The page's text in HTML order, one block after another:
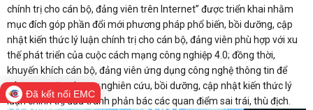
chính trị cho cán bộ, đảng viên trên Internet” được triển khai nhằm
mục đích góp phần đổi mới phương pháp phổ biến, bồi dưỡng, cập
nhật kiến thức lý luận chính trị cho cán bộ, đảng viên phù hợp với xu
thế phát triển của cuộc cách mạng công nghiệp 4.0; đồng thời,
khuyến khích cán bộ, đảng viên ứng dụng công nghệ thông tin để
nâng cao năng lực tự nghiên cứu, bồi dưỡng, cập nhật kiến thức lý
luận chính trị, đấu tranh phản bác các quan điểm sai trái, thù địch.
Đã kết nối EMC